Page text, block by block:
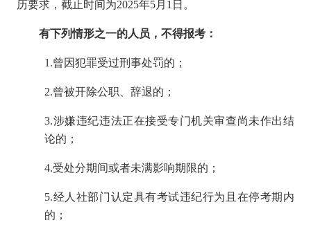
历要求，截止时间为2025年5月1日。
有下列情形之一的人员，不得报考：
1.曾因犯罪受过刑事处罚的；
2.曾被开除公职、辞退的；
3.涉嫌违纪违法正在接受专门机关审查尚未作出结
论的；
4.受处分期间或者未满影响期限的；
5.经人社部门认定具有考试违纪行为且在停考期内
的；